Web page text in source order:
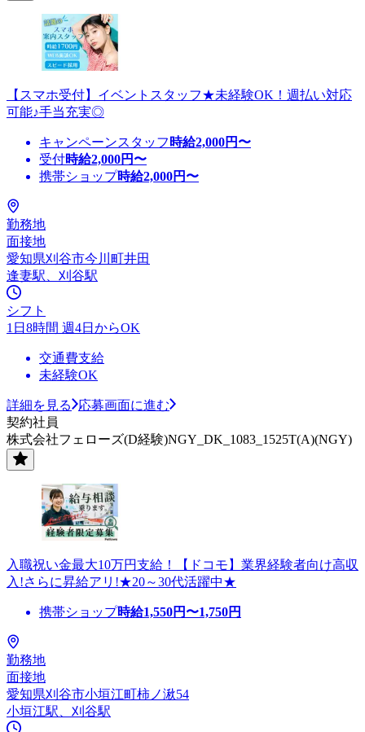
【スマホ受付】イベントスタッフ★未経験OK！週払い対応
可能♪手当充実◎
キャンペーンスタッフ 時給2,000円〜
受付時給2,000円〜
携帯ショップ時給2,000円〜
勤務地
面接地
愛知県刈谷市今川町井田
逢妻駅、刈谷駅
シフト
1日8時間 週4日からOK
交通費支給
未経験OK
詳細を見る
応募画面に進む
契約社員
株式会社フェローズ(D経験)NGY_DK_1083_1525T(A)(NGY)
入職祝い金最大10万円支給！【ドコモ】業界経験者向け高収
入!さらに昇給アリ!★20～30代活躍中★
携帯ショップ時給1,550円〜1,750円
勤務地
面接地
愛知県刈谷市小垣江町柿ノ湫54
小垣江駅、刈谷駅